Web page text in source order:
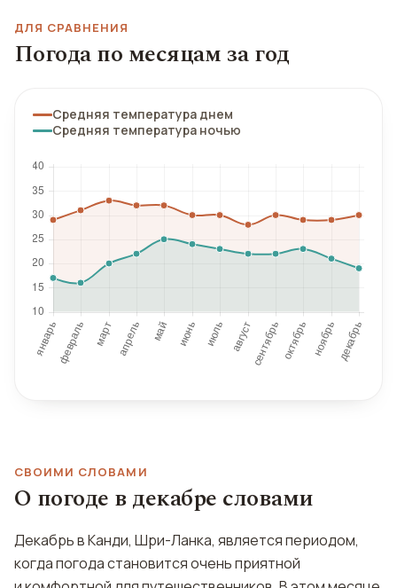
ДЛЯ СРАВНЕНИЯ
Погода по месяцам за год
Средняя температура днем
Средняя температура ночью
СВОИМИ СЛОВАМИ
О погоде в декабре словами
Декабрь в Канди, Шри-Ланка, является периодом,
когда погода становится очень приятной